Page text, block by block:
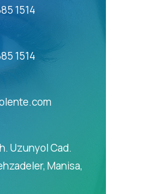
1514
1514
Uzunyol Cad.
Manisa,